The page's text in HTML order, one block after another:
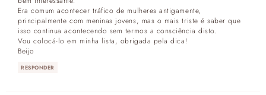
Era comum acontecer tráfico de mulheres antigamente,
principalmente com meninas jovens, mas o mais triste é saber que
isso continua acontecendo sem termos a consciência disto.
Vou colocá-lo em minha lista, obrigada pela dica!
Beijo
RESPONDER